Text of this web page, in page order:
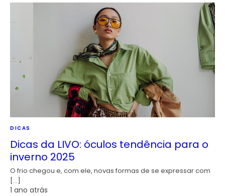
DICAS
Dicas da LIVO: óculos tendência para o
inverno 2025
O frio chegou e, com ele, novas formas de se expressar com
[…]
1 ano atrás